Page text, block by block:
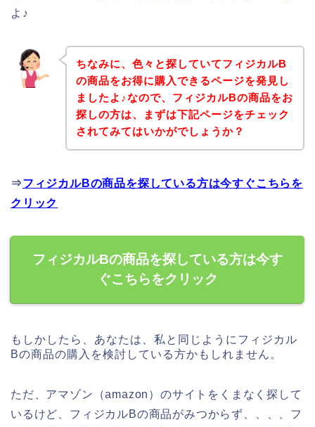
よ♪
ちなみに、色々と探していてフィジカルB
の商品をお得に購入できるページを発見し
ましたよ♪なので、フィジカルBの商品をお
探しの方は、まずは下記ページをチェック
されてみてはいかがでしょうか？
⇒フィジカルBの商品を探している方は今すぐこちらを
クリック
フィジカルBの商品を探している方は今す
ぐこちらをクリック
もしかしたら、あなたは、私と同じようにフィジカル
Bの商品の購入を検討している方かもしれません。
ただ、アマゾン（amazon）のサイトをくまなく探して
いるけど、フィジカルBの商品がみつからず、、、、フ